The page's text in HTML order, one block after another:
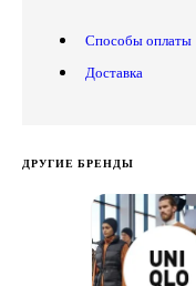
Способы оплаты
Доставка
ДРУГИЕ БРЕНДЫ